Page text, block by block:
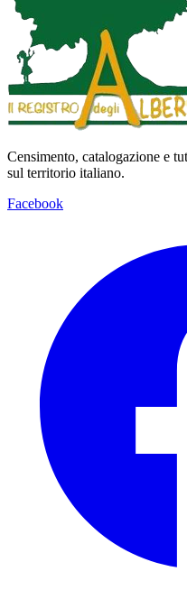
Censimento, catalogazione e
sul territorio italiano.
Facebook